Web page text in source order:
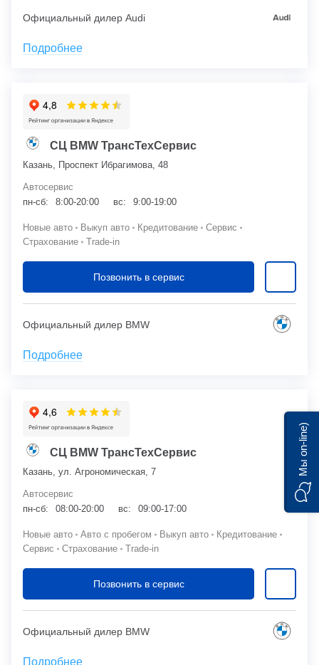
Официальный дилер Audi
Подробнее
СЦ BMW ТрансТехСервис
Казань, Проспект Ибрагимова, 48
Автосервис
пн-сб:
8:00-20:00 вс: 9:00-19:00
Новые авто Выкуп авто Кредитование
Сервис
Страхование
Trade-in
Позвонить в сервис
Официальный дилер BMW
Подробнее
СЦ BMW ТрансТехСервис
Казань, ул. Агрономическая, 7
Автосервис
пн-сб:
08:00-20:00 вс: 09:00-17:00
Новые авто Авто с пробегом Выкуп авто
Кредитование
Сервис
Страхование Trade-in
Позвонить в сервис
Официальный дилер BMW
Подробнее
Мы on-line)